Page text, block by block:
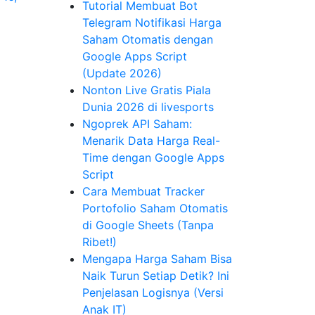
Tutorial Membuat Bot
Telegram Notifikasi Harga
Saham Otomatis dengan
Google Apps Script
(Update 2026)
Nonton Live Gratis Piala
Dunia 2026 di livesports
Ngoprek API Saham:
Menarik Data Harga Real-
Time dengan Google Apps
Script
Cara Membuat Tracker
Portofolio Saham Otomatis
di Google Sheets (Tanpa
Ribet!)
Mengapa Harga Saham Bisa
Naik Turun Setiap Detik? Ini
Penjelasan Logisnya (Versi
Anak IT)